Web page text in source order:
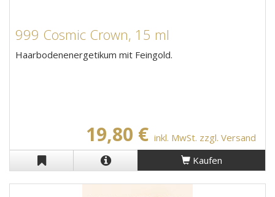
999 Cosmic Crown, 15 ml
Haarbodenenergetikum mit Feingold.
19,80 € inkl. MwSt. zzgl. Versand
Kaufen